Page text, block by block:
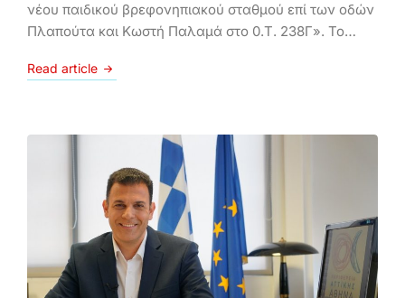
νέου παιδικού βρεφονηπιακού σταθμού επί των οδών
Πλαπούτα και Κωστή Παλαμά στο 0.Τ. 238Γ». Το…
Read article